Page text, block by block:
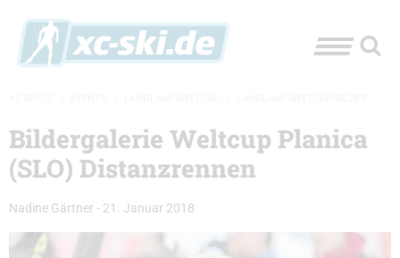
Bildergalerie Weltcup Planica
(SLO) Distanzrennen
Nadine Gärtner - 21. Januar 2018